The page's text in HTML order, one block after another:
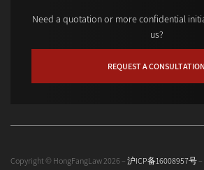
Need a quotation or more confidential
us?
REQUEST A CONSULTATION
Copyright © HongFangLaw 2026 – 沪ICP备16008957号–